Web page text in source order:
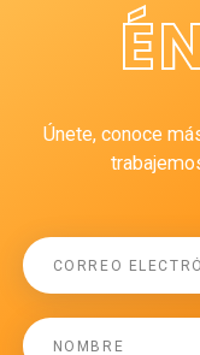
Únete, conoce